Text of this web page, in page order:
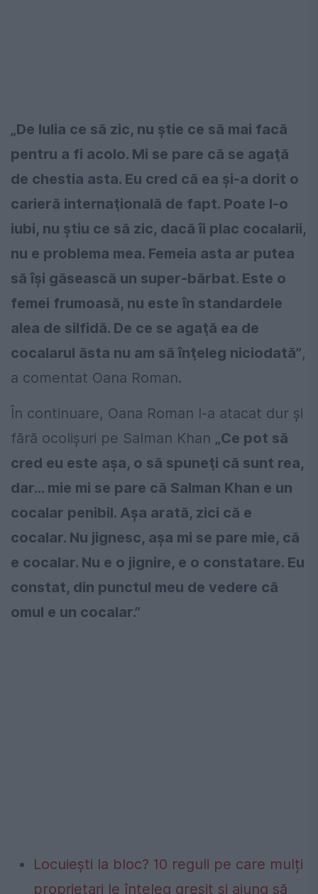
„De Iulia ce să zic, nu ştie ce să mai facă
pentru a fi acolo. Mi se pare că se agaţă
de chestia asta. Eu cred că ea şi-a dorit o
carieră internaţională de fapt. Poate l-o
iubi, nu ştiu ce să zic, dacă îi plac cocalarii,
nu e problema mea. Femeia asta ar putea
să îşi găsească un super-bărbat. Este o
femei frumoasă, nu este în standardele
alea de silfidă. De ce se agaţă ea de
cocalarul ăsta nu am să înţeleg niciodată”,
a comentat Oana Roman.
În continuare, Oana Roman l-a atacat dur și
fără ocolișuri pe Salman Khan „Ce pot să
cred eu este aşa, o să spuneţi că sunt rea,
dar... mie mi se pare că Salman Khan e un
cocalar penibil. Aşa arată, zici că e
cocalar. Nu jignesc, aşa mi se pare mie, că
e cocalar. Nu e o jignire, e o constatare. Eu
constat, din punctul meu de vedere că
omul e un cocalar.”
Locuiești la bloc? 10 reguli pe care mulți
proprietari le înțeleg greșit și ajung să